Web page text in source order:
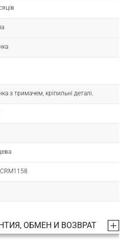
з тримачем, кріпильні деталі.
ОБМЕН И ВОЗВРАТ